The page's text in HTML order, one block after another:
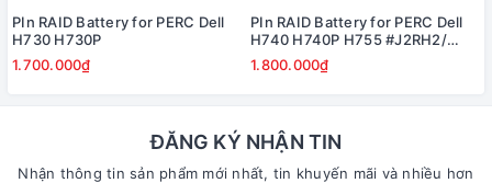
PIn RAID Battery for PERC Dell
H730 H730P
1.700.000₫
PIn RAID Battery for PERC Dell
H740 H740P H755 #J2RH2/
NWJ48
1.800.000₫
ĐĂNG KÝ NHẬN TIN
Nhận thông tin sản phẩm mới nhất, tin khuyến mãi và nhiều hơn